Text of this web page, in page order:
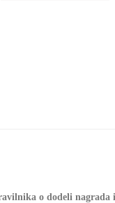
о dоdеli nаgrаdа